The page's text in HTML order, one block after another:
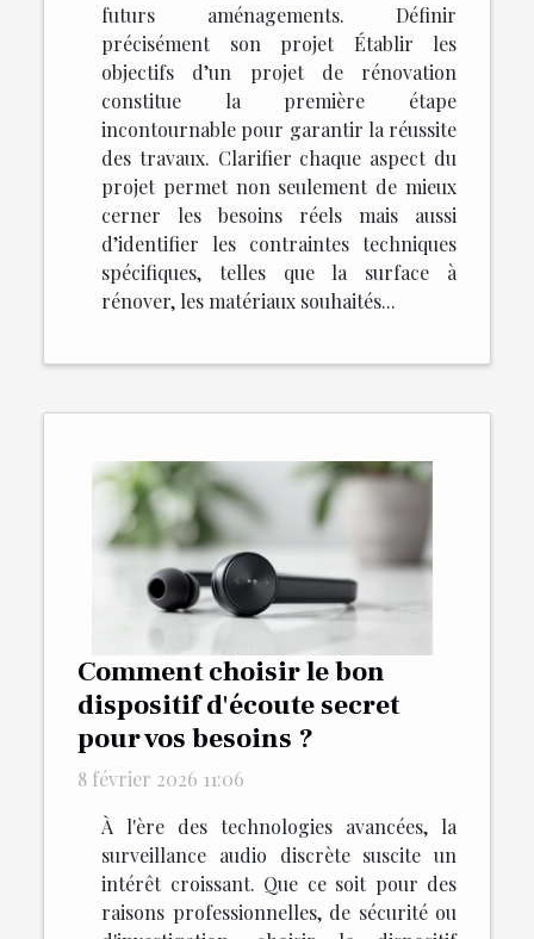
futurs aménagements. Définir
précisément son projet Établir les
objectifs d’un projet de rénovation
constitue la première étape
incontournable pour garantir la réussite
des travaux. Clarifier chaque aspect du
projet permet non seulement de mieux
cerner les besoins réels mais aussi
d’identifier les contraintes techniques
spécifiques, telles que la surface à
rénover, les matériaux souhaités...
Comment choisir le bon
dispositif d'écoute secret
pour vos besoins ?
8 février 2026 11:06
À l'ère des technologies avancées, la
surveillance audio discrète suscite un
intérêt croissant. Que ce soit pour des
raisons professionnelles, de sécurité ou